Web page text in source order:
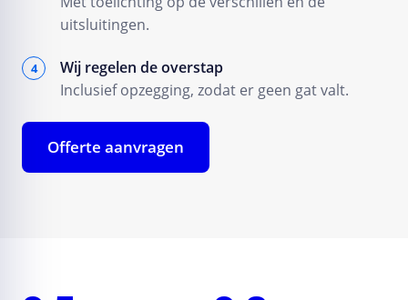
uitsluitingen.
Wij regelen de overstap
Inclusief opzegging, zodat er geen gat valt.
Offerte aanvragen